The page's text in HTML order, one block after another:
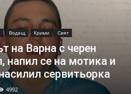
Водещ Крими Свят
на Варна с черен
напил се на мотика и
сервитьорка
4992